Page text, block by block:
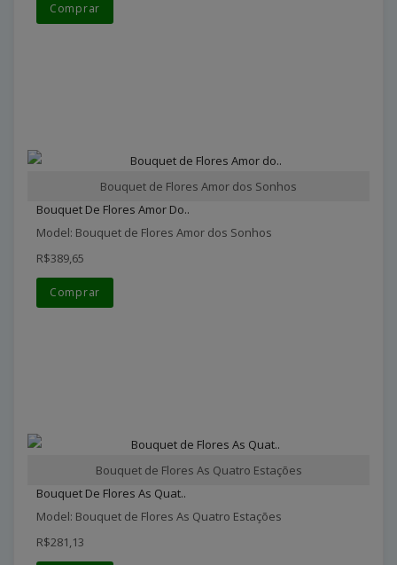
Comprar
Bouquet de Flores Amor dos Sonhos
Bouquet De Flores Amor Do..
Model: Bouquet de Flores Amor dos Sonhos
R$389,65
Comprar
Bouquet de Flores As Quatro Estações
Bouquet De Flores As Quat..
Model: Bouquet de Flores As Quatro Estações
R$281,13